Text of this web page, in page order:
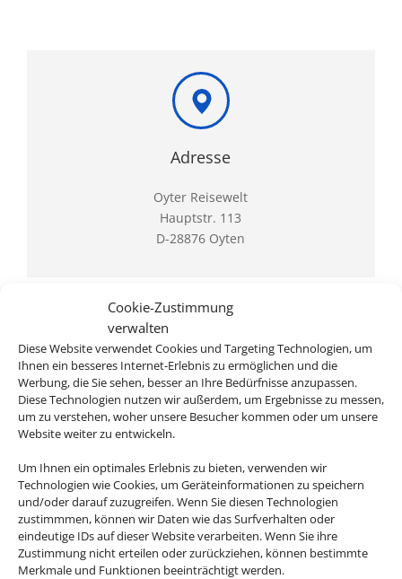
Cookie-Zustimmung
verwalten
Diese Website verwendet Cookies und Targeting Technologien, um
Ihnen ein besseres Internet-Erlebnis zu ermöglichen und die
Werbung, die Sie sehen, besser an Ihre Bedürfnisse anzupassen.
Diese Technologien nutzen wir außerdem, um Ergebnisse zu messen,
um zu verstehen, woher unsere Besucher kommen oder um unsere
Website weiter zu entwickeln.
Um Ihnen ein optimales Erlebnis zu bieten, verwenden wir
Technologien wie Cookies, um Geräteinformationen zu speichern
und/oder darauf zuzugreifen. Wenn Sie diesen Technologien
zustimmmen, können wir Daten wie das Surfverhalten oder
eindeutige IDs auf dieser Website verarbeiten. Wenn Sie ihre
Zustimmung nicht erteilen oder zurückziehen, können bestimmte
Merkmale und Funktionen beeinträchtigt werden.
Adresse
Oyter Reisewelt
Hauptstr. 113
D-28876 Oyten
Rufen Sie uns an